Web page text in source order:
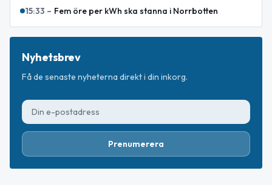
15:33 – Fem öre per kWh ska stanna i Norrbotten
Nyhetsbrev
Få de senaste nyheterna direkt i din inkorg.
Prenumerera